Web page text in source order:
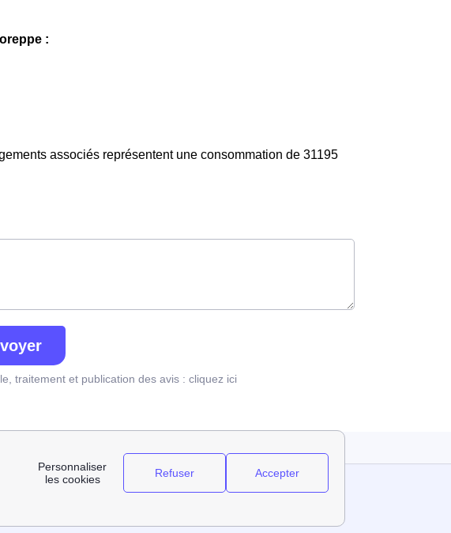
:
associés représentent une consommation de 31195
traitement et publication des avis : cliquez ici